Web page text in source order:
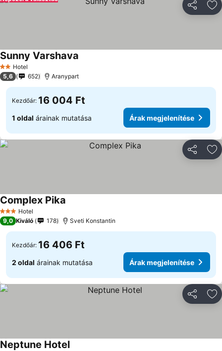
2 Kategória
Hotel
Sunny Varshava
5,6 652 Aranypart
Kezdőár: 16 004 Ft
1 oldal árainak mutatása Árak megjelenítése
3 Kategória
Hotel
Complex Pika
9,0 Kiváló 178 Sveti Konstantin
Kezdőár: 16 406 Ft
2 oldal árainak mutatása Árak megjelenítése
Neptune Hotel